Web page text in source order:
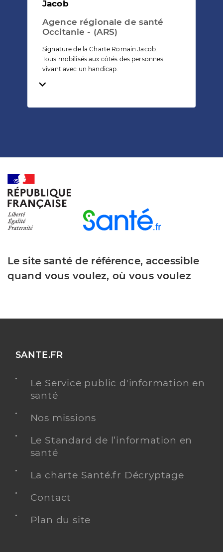
Jacob
Agence régionale de santé
Occitanie - (ARS)
Signature de la Charte Romain Jacob.
Tous mobilisés aux côtés des personnes
vivant avec un handicap.
Temps de lecture
Le site santé de référence, accessible
quand vous voulez, où vous voulez
SANTE.FR
Le Service public d'information en
santé
Nos missions
Le Standard de l’information en
santé
La charte Santé.fr Décryptage
Contact
Plan du site